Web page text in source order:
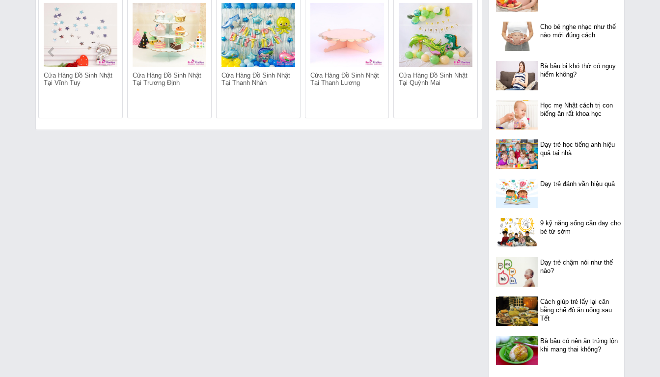
Cửa Hàng Đồ Sinh Nhật
Tại Vĩnh Tuy
Cửa Hàng Đồ Sinh Nhật
Tại Trương Định
Cửa Hàng Đồ Sinh Nhật
Tại Thanh Nhàn
Cửa Hàng Đồ Sinh Nhật
Tại Thanh Lương
Cửa Hàng Đồ Sinh Nhật
Tại Quỳnh Mai
Cửa Hàng Đồ Sinh Nhật
Tại Phố Huế
Cho bé nghe nhạc như thế
nào mới đúng cách
Bà bầu bị khó thở có nguy
hiểm không?
Học mẹ Nhật cách trị con
biếng ăn rất khoa học
Dạy trẻ học tiếng anh hiệu
quả tại nhà
Dạy trẻ đánh vần hiệu quả
9 kỹ năng sống cần dạy cho
bé từ sớm
Dạy trẻ chậm nói như thế
nào?
Cách giúp trẻ lấy lại cân
bằng chế độ ăn uống sau
Tết
Bà bầu có nên ăn trứng lộn
khi mang thai không?